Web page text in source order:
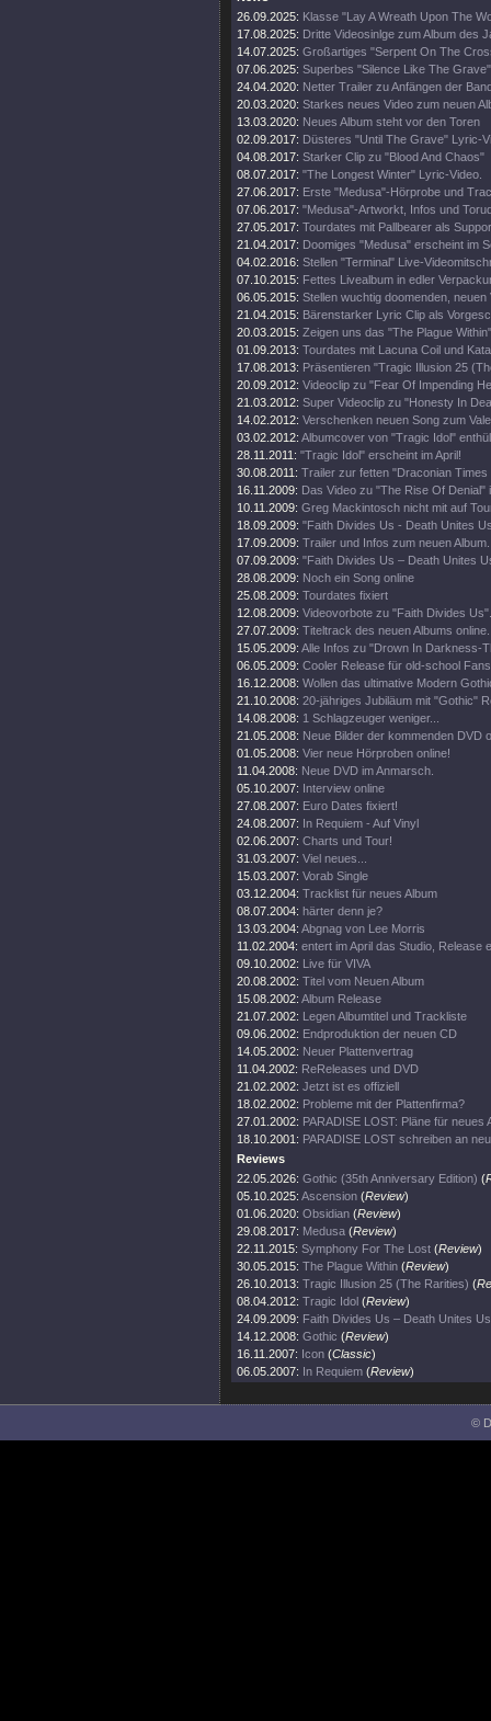
26.09.2025: Klasse "Lay A Wreath Upon The
17.08.2025: Dritte Videosinlge zum Album des
14.07.2025: Großartiges "Serpent On The
07.06.2025: Superbes "Silence Like The
24.04.2020: Netter Trailer zu Anfängen der
20.03.2020: Starkes neues Video zum neuen
13.03.2020: Neues Album steht vor den Toren
02.09.2017: Düsteres "Until The Grave" Lyric-
04.08.2017: Starker Clip zu "Blood And Chaos"
08.07.2017: "The Longest Winter" Lyric-Video.
27.06.2017: Erste "Medusa"-Hörprobe und
07.06.2017: "Medusa"-Artworkt, Infos und
27.05.2017: Tourdates mit Pallbearer als
21.04.2017: Doomiges "Medusa" erscheint im
04.02.2016: Stellen "Terminal" Live-
07.10.2015: Fettes Livealbum in edler
06.05.2015: Stellen wuchtig doomenden, neuen
21.04.2015: Bärenstarker Lyric Clip als
20.03.2015: Zeigen uns das "The Plague
01.09.2013: Tourdates mit Lacuna Coil und
17.08.2013: Präsentieren "Tragic Illusion 25
20.09.2012: Videoclip zu "Fear Of Impending
21.03.2012: Super Videoclip zu "Honesty In
14.02.2012: Verschenken neuen Song zum
03.02.2012: Albumcover von "Tragic Idol"
28.11.2011: "Tragic Idol" erscheint im April!
30.08.2011: Trailer zur fetten "Draconian Times
16.11.2009: Das Video zu "The Rise Of Denial"
10.11.2009: Greg Mackintosch nicht mit auf
18.09.2009: "Faith Divides Us - Death Unites
17.09.2009: Trailer und Infos zum neuen Album.
07.09.2009: "Faith Divides Us – Death Unites
28.08.2009: Noch ein Song online
25.08.2009: Tourdates fixiert
12.08.2009: Videovorbote zu "Faith Divides Us".
27.07.2009: Titeltrack des neuen Albums online.
15.05.2009: Alle Infos zu "Drown In Darkness-
06.05.2009: Cooler Release für old-school
16.12.2008: Wollen das ultimative Modern
21.10.2008: 20-jähriges Jubiläum mit "Gothic"
14.08.2008: 1 Schlagzeuger weniger...
21.05.2008: Neue Bilder der kommenden DVD
01.05.2008: Vier neue Hörproben online!
11.04.2008: Neue DVD im Anmarsch.
05.10.2007: Interview online
27.08.2007: Euro Dates fixiert!
24.08.2007: In Requiem - Auf Vinyl
02.06.2007: Charts und Tour!
31.03.2007: Viel neues...
15.03.2007: Vorab Single
03.12.2004: Tracklist für neues Album
08.07.2004: härter denn je?
13.03.2004: Abgnag von Lee Morris
11.02.2004: entert im April das Studio, Release
09.10.2002: Live für VIVA
20.08.2002: Titel vom Neuen Album
15.08.2002: Album Release
21.07.2002: Legen Albumtitel und Trackliste
09.06.2002: Endproduktion der neuen CD
14.05.2002: Neuer Plattenvertrag
11.04.2002: ReReleases und DVD
21.02.2002: Jetzt ist es offiziell
18.02.2002: Probleme mit der Plattenfirma?
27.01.2002: PARADISE LOST: Pläne für neues
18.10.2001: PARADISE LOST schreiben an
Reviews
22.05.2026: Gothic (35th Anniversary Edition) (
05.10.2025: Ascension (Review)
01.06.2020: Obsidian (Review)
29.08.2017: Medusa (Review)
22.11.2015: Symphony For The Lost (Review)
30.05.2015: The Plague Within (Review)
26.10.2013: Tragic Illusion 25 (The Rarities) (
08.04.2012: Tragic Idol (Review)
24.09.2009: Faith Divides Us – Death Unites Us
14.12.2008: Gothic (Review)
16.11.2007: Icon (Classic)
06.05.2007: In Requiem (Review)
©